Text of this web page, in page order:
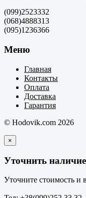
(099)2523332
(068)4888313
(095)1236366
Меню
Главная
Контакты
Оплата
Доставка
Гарантия
© Hodovik.com 2026
×
Уточнить наличие
Уточните стоимость и